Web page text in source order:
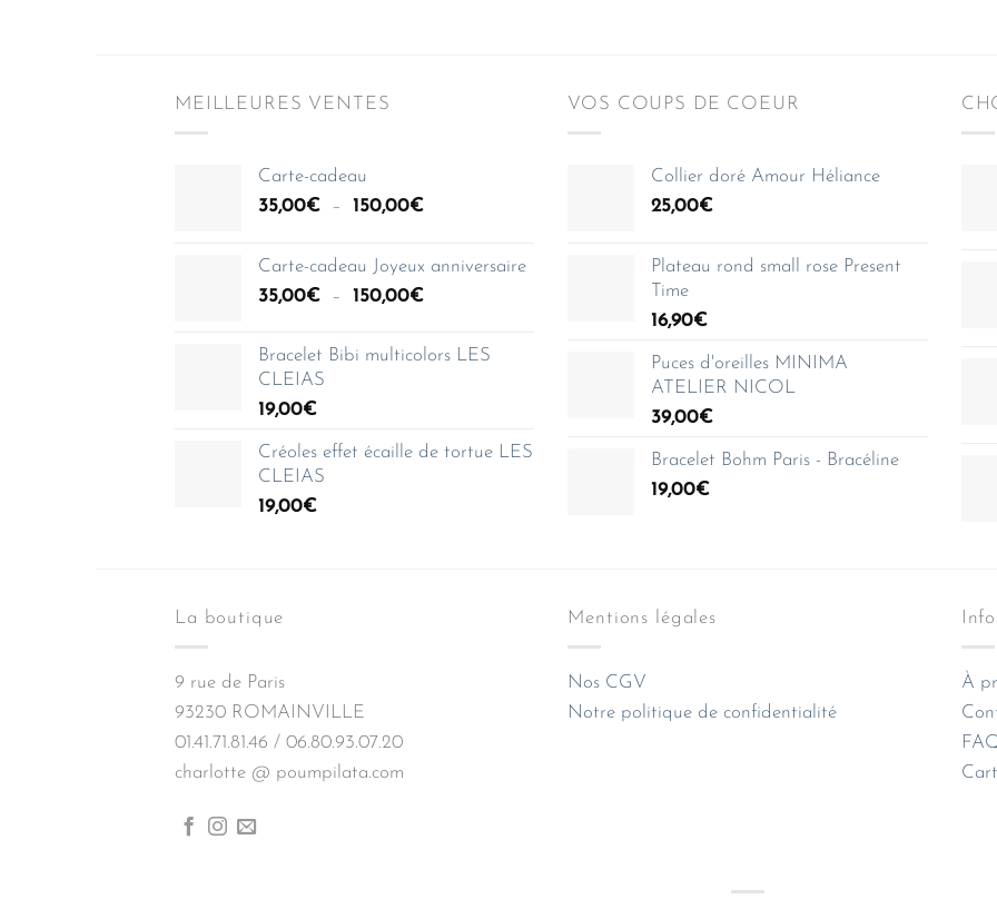
MEILLEURES VENTES
Carte-cadeau
35,00€ – 150,00€Plage
à
Carte-cadeau Joyeux anniversaire
35,00€ – 150,00€Plage
prix :
Bracelet Bibi multicolors LES
CLEIAS
19,00€
Créoles effet écaille de tortue LES
CLEIAS
19,00€
VOS COUPS DE COEUR
Collier doré Amour Héliance
25,00€
Plateau rond small rose Present
Time
16,90€
Puces d'oreilles MINIMA
ATELIER NICOL
39,00€
Bracelet Bohm Paris - Bracéline
19,00€
La boutique
9 rue de Paris
93230 ROMAINVILLE
01.41.71.81.46 / 06.80.93.07.20
charlotte @ poumpilata.com
Mentions légales
Nos CGV
Notre politique de confidentialité
À